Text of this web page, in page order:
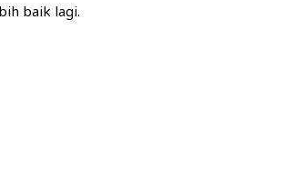
baik lagi.